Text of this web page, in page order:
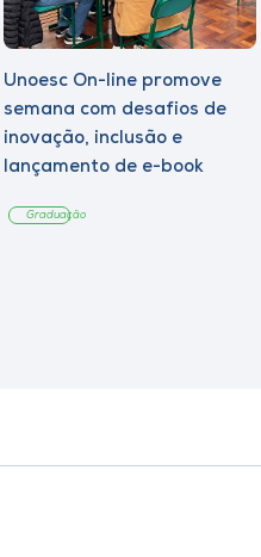
Unoesc On-line promove
semana com desafios de
inovação, inclusão e
lançamento de e-book
Graduação